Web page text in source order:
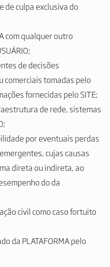
de culpa exclusiva do
com qualquer outro
de decisões
comerciais tomadas pelo
fornecidas pelo SITE;
de rede, sistemas
por eventuais perdas
cujas causas
direta ou indireta, ao
do da
civil como caso fortuito
da PLATAFORMA pelo